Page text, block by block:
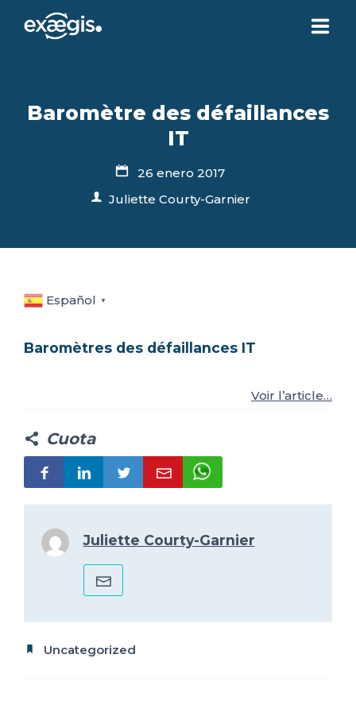
Baromètre des défaillances
IT
26 enero 2017
Juliette Courty-Garnier
Español ▼
Baromètres des défaillances IT
Voir l’article…
Cuota
Juliette Courty-Garnier
Uncategorized